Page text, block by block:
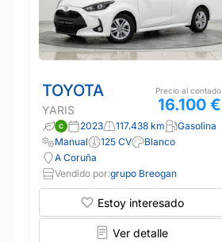
TOYOTA
YARIS
Precio al contado
16.100 €
2023 117.438 km
Gasolina
Manual
125 CV
Blanco
A Coruña
Vendido por:grupo Breogan
Estoy interesado
Ver detalle